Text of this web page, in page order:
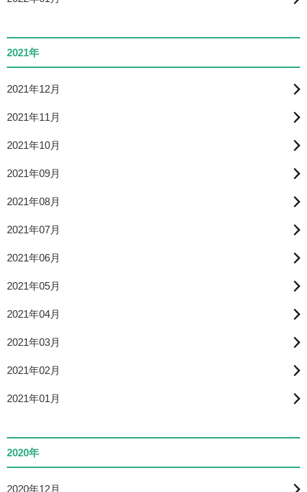
2021年
2021年12月
2021年11月
2021年10月
2021年09月
2021年08月
2021年07月
2021年06月
2021年05月
2021年04月
2021年03月
2021年02月
2021年01月
2020年
2020年12月